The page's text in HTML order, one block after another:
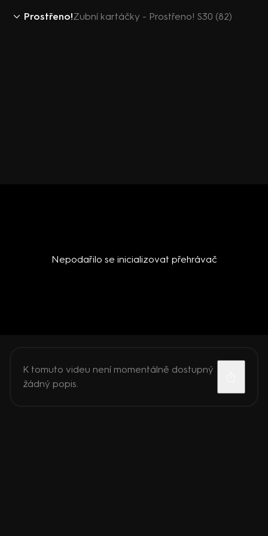
Prostřeno!Zubní kartáčky - Prostřeno! S30 (82)
Nepodařilo se inicializovat přehrávač
K tomuto videu není momentálně dostupný
žádný popis.